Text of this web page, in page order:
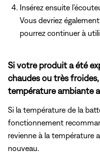
Insérez ensuite
Vous devriez
pourrez continuer à
Si votre produit a été
chaudes ou très
température ambiante
Si la température de la
fonctionnement
revienne à la température
nouveau.